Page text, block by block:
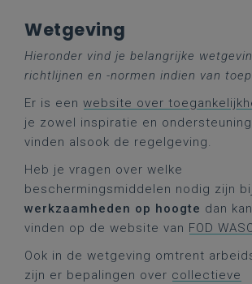
Wetgeving
Hieronder vind je belangrijke
richtlijnen en -normen indien van
Er is een website over
je zowel inspiratie en ondersteuning
vinden alsook de regelgeving.
Heb je vragen over welke
beschermingsmiddelen nodig zijn bij
werkzaamheden op hoogte dan
vinden op de website van FOD
Ook in de wetgeving omtrent
zijn er bepalingen over collectieve